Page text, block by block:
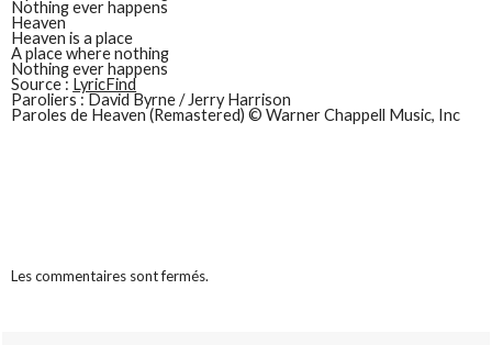
Nothing ever happens
Heaven
Heaven is a place
A place where nothing
Nothing ever happens
Source : LyricFind
Paroliers : David Byrne / Jerry Harrison
Paroles de Heaven (Remastered) © Warner Chappell Music, Inc
Les commentaires sont fermés.